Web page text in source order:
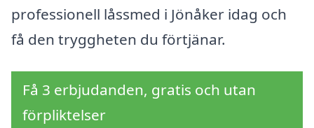
professionell låssmed i Jönåker idag och
få den tryggheten du förtjänar.
Få 3 erbjudanden, gratis och utan
förpliktelser